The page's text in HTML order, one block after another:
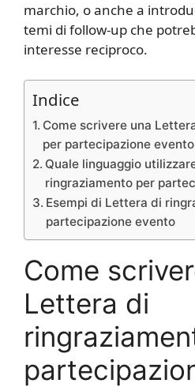
marchio, o anche a
temi di follow-up che
interesse reciproco.
Indice
Come scrivere una
per partecipazione evento
Quale linguaggio
ringraziamento per
Esempi di Lettera di
partecipazione evento
Come
Lettera di